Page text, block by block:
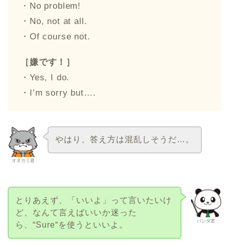
・No problem!
・No, not at all.
・Of course not.
［嫌です！］
・Yes, I do.
・I’m sorry but….
オオカミ君
やはり、答え方は混乱しそうだ…。
パンダ君
とりあえず、「いいよ」って言いたいけ
ど、なんて言えばいいか迷った
ら、“Sure“を使うといいよ。